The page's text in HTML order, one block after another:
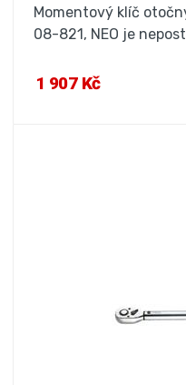
Momentový klíč
08-821, NEO je
1 907 Kč